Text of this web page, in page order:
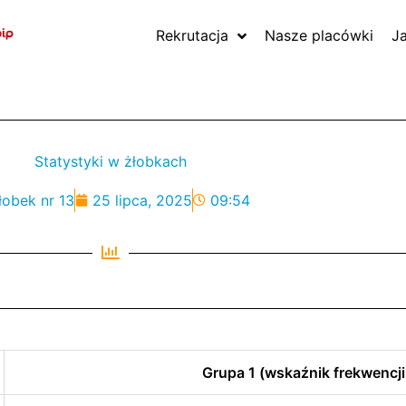
Rekrutacja Nasze placówki
Statystyki w żłobkach
nr 13 25 lipca, 2025 09:54
Grupa 1 (wskaźnik